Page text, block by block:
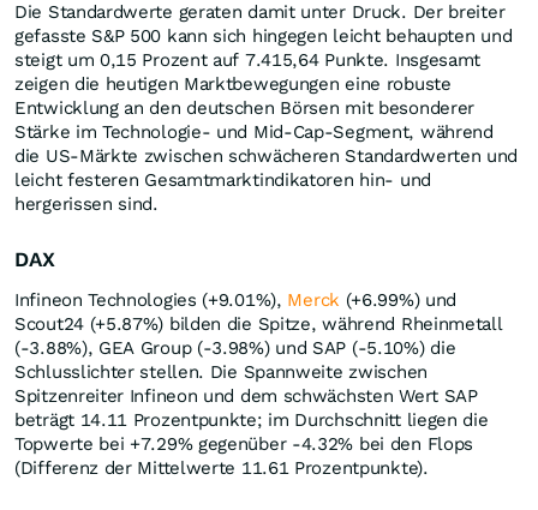
Die Standardwerte geraten damit unter Druck. Der breiter
gefasste S&P 500 kann sich hingegen leicht behaupten und
steigt um 0,15 Prozent auf 7.415,64 Punkte. Insgesamt
zeigen die heutigen Marktbewegungen eine robuste
Entwicklung an den deutschen Börsen mit besonderer
Stärke im Technologie- und Mid-Cap-Segment, während
die US-Märkte zwischen schwächeren Standardwerten und
leicht festeren Gesamtmarktindikatoren hin- und
hergerissen sind.
DAX
Infineon Technologies (+9.01%), Merck (+6.99%) und
Scout24 (+5.87%) bilden die Spitze, während Rheinmetall
(-3.88%), GEA Group (-3.98%) und SAP (-5.10%) die
Schlusslichter stellen. Die Spannweite zwischen
Spitzenreiter Infineon und dem schwächsten Wert SAP
beträgt 14.11 Prozentpunkte; im Durchschnitt liegen die
Topwerte bei +7.29% gegenüber -4.32% bei den Flops
(Differenz der Mittelwerte 11.61 Prozentpunkte).